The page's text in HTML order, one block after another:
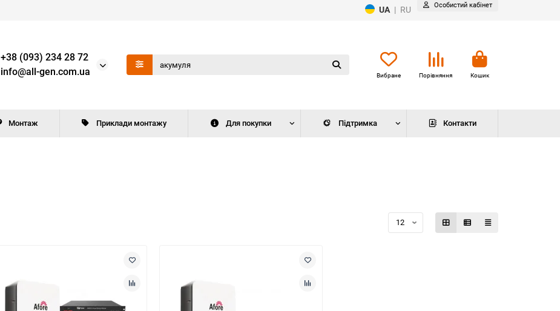
UA | RU Особистий кабінет
+38 (093) 234 28 72
info@all-gen.com.ua
Вибране Порівняння Кошик
Монтаж Приклади монтажу Для покупки Підтримка Контакти